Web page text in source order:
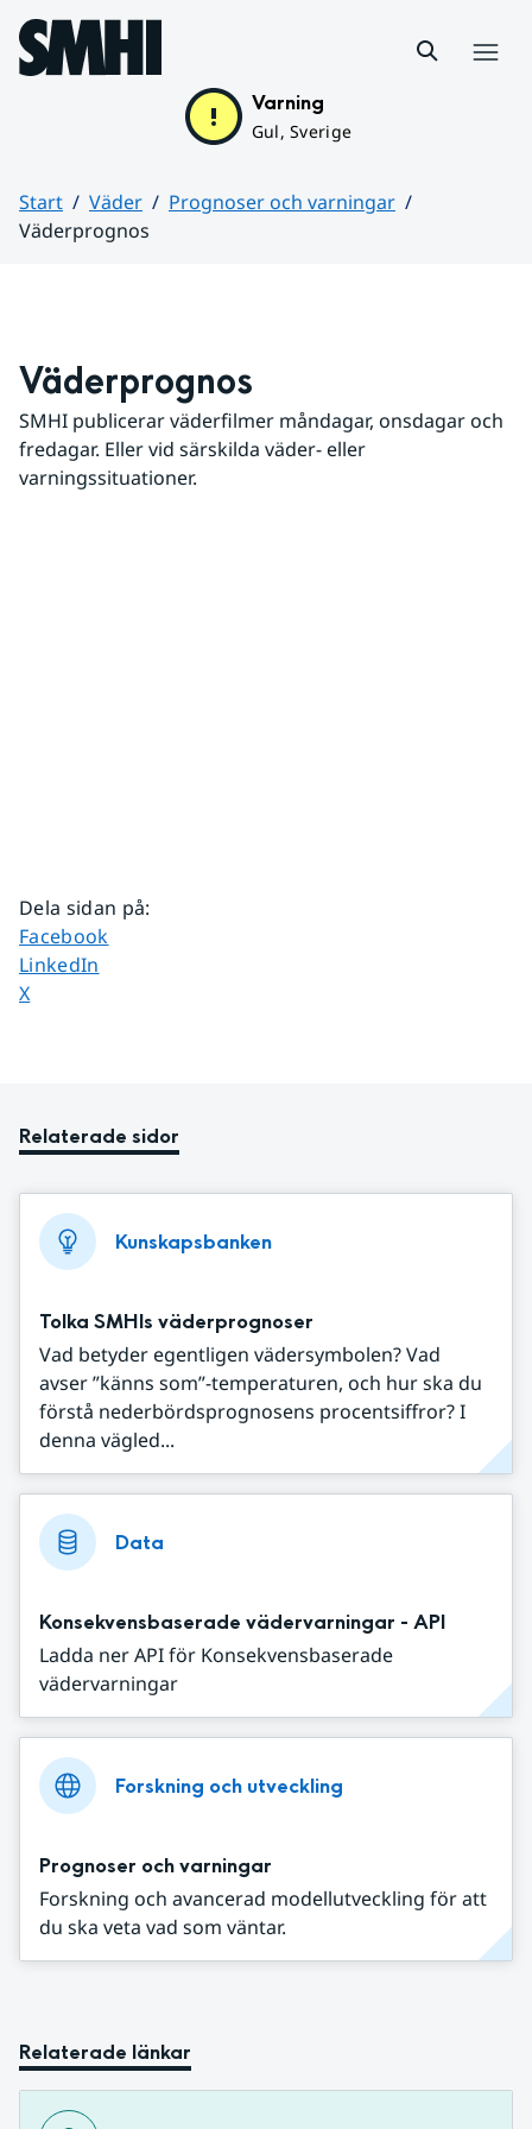
Hoppa till sidans innehåll
Varning
Gul, Sverige
Start Väder
Prognoser och varningar
Väderprognos
Väderprognos
SMHI publicerar väderfilmer måndagar, onsdagar och
fredagar. Eller vid särskilda väder- eller
varningssituationer.
Dela sidan på:
Dela sidan på
Facebook
Dela sidan på
LinkedIn
Dela sidan på
X
Relaterade sidor
Kunskapsbanken
Tolka SMHIs väderprognoser
Vad betyder egentligen vädersymbolen? Vad
avser ”känns som”-temperaturen, och hur ska du
förstå nederbördsprognosens procentsiffror? I
denna vägled...
Data
Konsekvensbaserade vädervarningar - API
Ladda ner API för Konsekvensbaserade
vädervarningar
Forskning och utveckling
Prognoser och varningar
Forskning och avancerad modellutveckling för att
du ska veta vad som väntar.
Relaterade länkar